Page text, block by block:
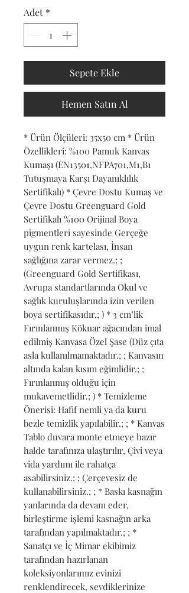
Adet *
Sepete Ekle
Hemen Satın Al
* Ürün Ölçüleri: 35x50 cm * Ürün
Özellikleri: %100 Pamuk Kanvas
Kumaşı (EN13501,NFPA701,M1,B1
Tutuşmaya Karşı Dayanıklılık
Sertifikalı) * Çevre Dostu Kumaş ve
Çevre Dostu Greenguard Gold
Sertifikalı %100 Orijinal Boya
pigmentleri sayesinde Gerçeğe
uygun renk kartelası, İnsan
sağlığına zarar vermez.; ;
(Greenguard Gold Sertifikası,
Avrupa standartlarında Okul ve
sağlık kuruluşlarında izin verilen
boya sertifikasıdır.; ) * 3 cm’lik
Fırınlanmış Köknar ağacından imal
edilmiş Kanvasa Özel Şase (Düz çıta
asla kullanılmamaktadır.; ; Kanvasın
altında kalan kısım eğimlidir.; ;
Fırınlanmış olduğu için
mukavemetlidir.; ) * Temizleme
Önerisi: Hafif nemli ya da kuru
bezle temizlik yapılabilir.; ; * Kanvas
Tablo duvara monte etmeye hazır
halde tarafınıza ulaştırılır, Çivi veya
vida yardımı ile rahatça
asabilirsiniz.; ; Çerçevesiz de
kullanabilirsiniz.; ; * Baskı kasnağın
yanlarında da devam eder,
birleştirme işlemi kasnağın arka
tarafından yapılmaktadır.; ; *
Sanatçı ve İç Mimar ekibimiz
tarafından hazırlanan
koleksiyonlarımız evinizi
renklendirecek, sevdiklerinize